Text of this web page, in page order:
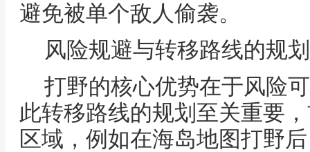
避免被单个敌人偷袭。
风险规避与转移路线的规划
打野的核心优势在于风险
此转移路线的规划至关重要
区域，例如在海岛地图打野